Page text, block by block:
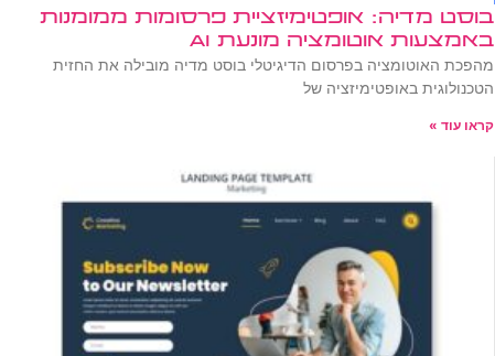
בוסט מדיה: אופטימיזציית פרסומות ממומנות
באמצעות אוטומציה מונעת AI
מהפכת האוטומציה בפרסום הדיגיטלי בוסט מדיה מובילה את החזית
הטכנולוגית באופטימיזציה של
קראו עוד »